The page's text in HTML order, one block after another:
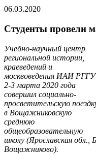
06.03.2020
Студенты провели
Учебно-научный центр
региональной истории,
краеведений и
москвоведения ИАИ РГГУ
2-3 марта 2020 года
совершил социально-
просветительскую
в Вощажниковскую
среднюю
общеобразовательную
школу (Ярославская обл.,
Вощажниково).